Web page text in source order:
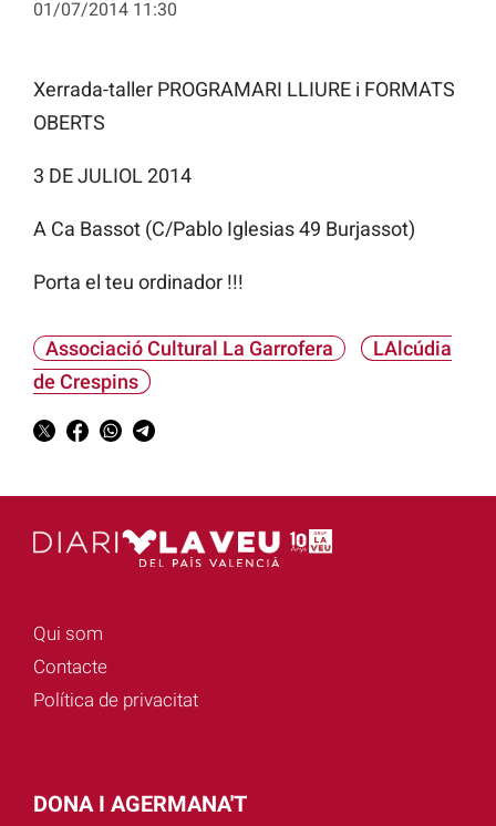
01/07/2014 11:30
Xerrada-taller PROGRAMARI LLIURE i FORMATS
OBERTS
3 DE JULIOL 2014
A Ca Bassot (C/Pablo Iglesias 49 Burjassot)
Porta el teu ordinador !!!
Associació Cultural La Garrofera
LAlcúdia
de Crespins
Qui som
Contacte
Política de privacitat
DONA I AGERMANA'T